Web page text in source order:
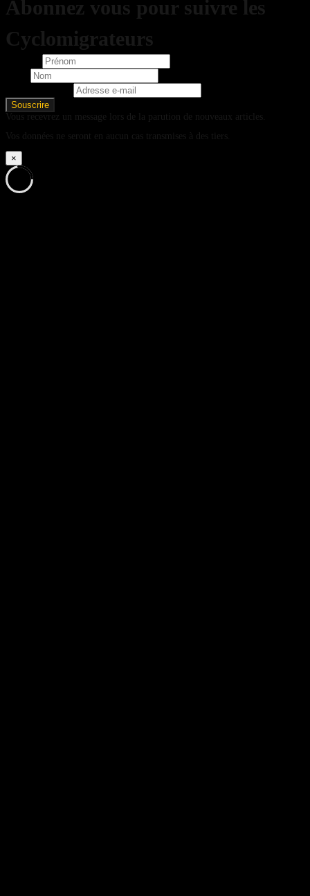
Abonnez vous pour suivre les
Cyclomigrateurs
Vous recevrez un message lors de la parution de nouveaux articles.
Vos données ne seront en aucun cas transmises à des tiers.
×